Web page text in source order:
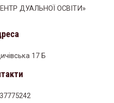
ДУАЛЬНОЇ ОСВІТИ»
17 Б